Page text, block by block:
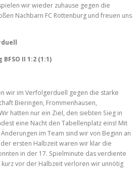
wir wieder zuhause gegen die
Nachbarn FC Rottenburg und freuen uns
II 1:2 (1:1)
wir im Verfolgerduell gegen die starke
Bieringen, Frommenhausen,
hatten nur ein Ziel, den siebten Sieg in
eine Nacht den Tabellenplatz eins! Mit
im Team sind wir von Beginn an
ersten Halbzeit waren wir klar die
in der 17. Spielminute das verdiente
vor der Halbzeit verloren wir unnötig